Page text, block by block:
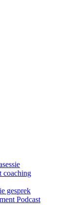
coaching
gesprek
Podcast